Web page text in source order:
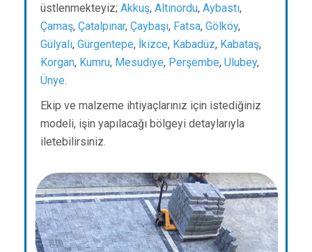
üstlenmekteyiz; Akkuş, Altınordu, Aybastı,
Çamaş, Çatalpınar, Çaybaşı, Fatsa, Gölköy,
Gülyalı, Gürgentepe, İkizce, Kabadüz, Kabataş,
Korgan, Kumru, Mesudiye, Perşembe, Ulubey,
Ünye.
Ekip ve malzeme ihtiyaçlarınız için istediğiniz
modeli, işin yapılacağı bölgeyi detaylarıyla
iletebilirsiniz.